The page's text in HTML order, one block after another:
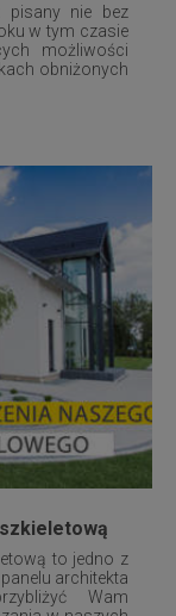
pisany nie bez
w tym czasie
możliwości
obniżonych
to jedno z
architekta
Wam